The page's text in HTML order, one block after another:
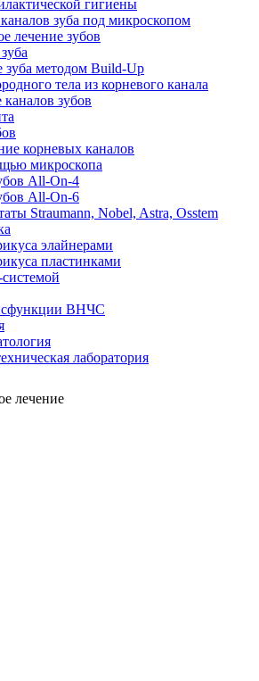
гигиены
зуба под микроскопом
лечение зубов
зуба методом Build-Up
тела из корневого канала
зубов
корневых каналов
микроскопа
All-On-4
All-On-6
Straumann, Nobel, Astra, Osstem
элайнерами
пластинками
ВНЧС
лаборатория
лечение